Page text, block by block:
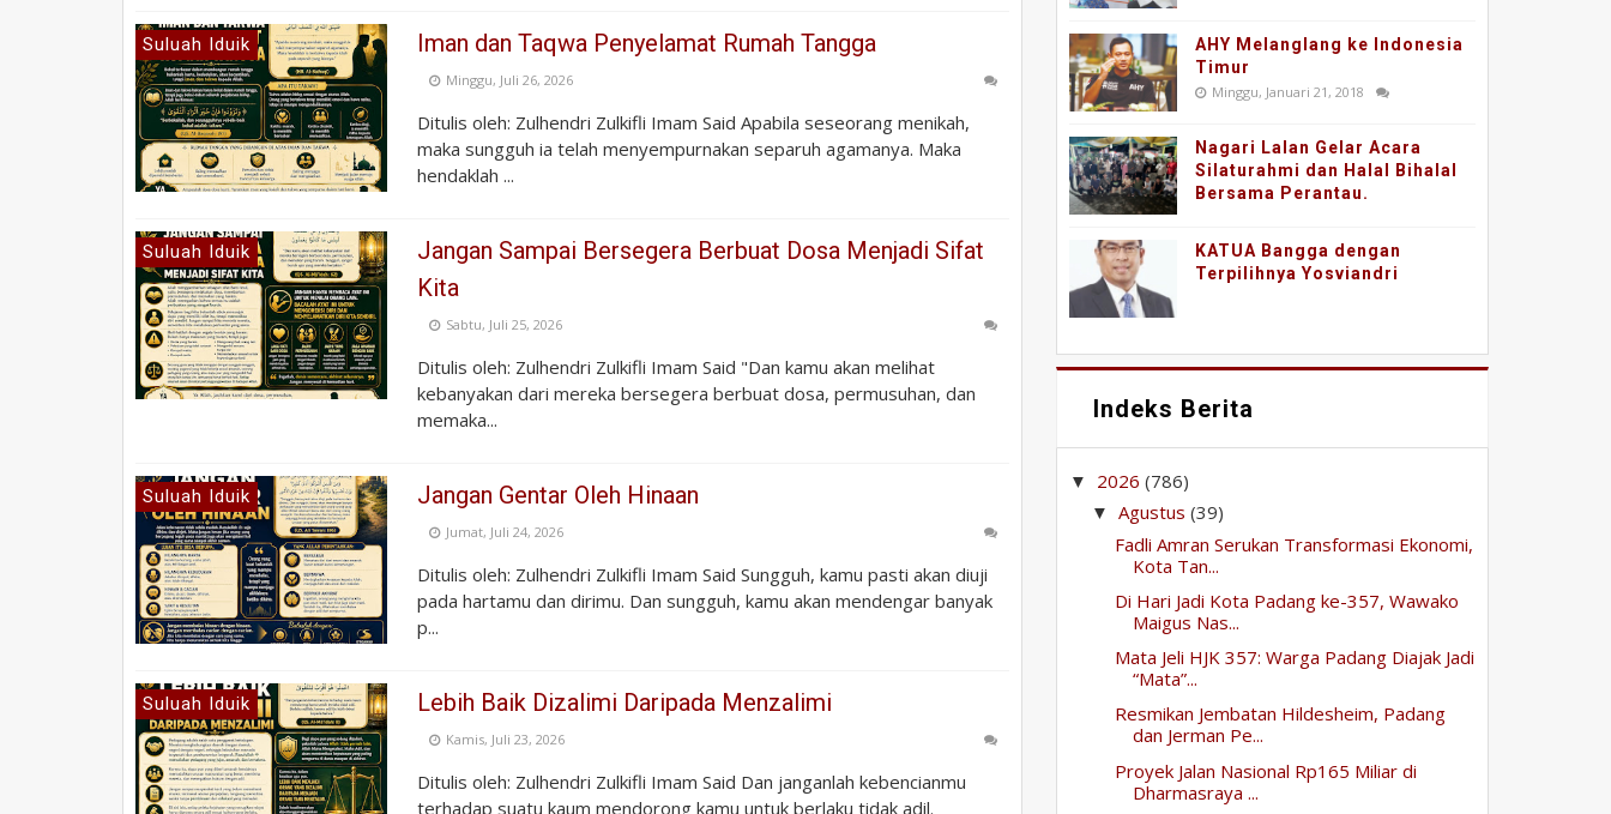
Suluah Iduik Iman dan Taqwa Penyelamat Rumah Tangga
Minggu, Juli 26, 2026
Ditulis oleh: Zulhendri Zulkifli Imam Said Apabila seseorang menikah,
maka sungguh ia telah menyempurnakan separuh agamanya. Maka
hendaklah ...
Suluah Iduik
Jangan Sampai Bersegera Berbuat Dosa Menjadi Sifat
Kita
Sabtu, Juli 25, 2026
Ditulis oleh: Zulhendri Zulkifli Imam Said "Dan kamu akan melihat
kebanyakan dari mereka bersegera berbuat dosa, permusuhan, dan
memaka...
Suluah Iduik Jangan Gentar Oleh Hinaan
Jumat, Juli 24, 2026
Ditulis oleh: Zulhendri Zulkifli Imam Said Sungguh, kamu pasti akan diuji
pada hartamu dan dirimu. Dan sungguh, kamu akan mendengar banyak
p...
Suluah Iduik Lebih Baik Dizalimi Daripada Menzalimi
Kamis, Juli 23, 2026
Ditulis oleh: Zulhendri Zulkifli Imam Said Dan janganlah kebencianmu
terhadap suatu kaum mendorong kamu untuk berlaku tidak adil.
AHY Melanglang ke Indonesia
Timur
Minggu, Januari 21, 2018
Nagari Lalan Gelar Acara
Silaturahmi dan Halal Bihalal
Bersama Perantau.
KATUA Bangga dengan
Terpilihnya Yosviandri
Indeks Berita
▼ 2026(786)
▼Agustus(39)
Fadli Amran Serukan Transformasi Ekonomi,
Kota Tan...
Di Hari Jadi Kota Padang ke-357, Wawako
Maigus Nas...
Mata Jeli HJK 357: Warga Padang Diajak Jadi
“Mata”...
Resmikan Jembatan Hildesheim, Padang
dan Jerman Pe...
Proyek Jalan Nasional Rp165 Miliar di
Dharmasraya ...